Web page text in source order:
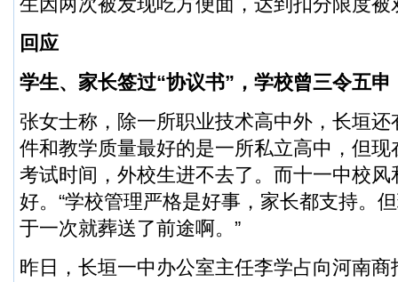
回应
学生、家长签过“协议书”，学校曾三令五申
张女士称，除一所职业技术高中外，长垣
件和教学质量最好的是一所私立高中，但
考试时间，外校生进不去了。而十一中校
好。“学校管理严格是好事，家长都支持。
于一次就葬送了前途啊。”
昨日，长垣一中办公室主任李学占向河南